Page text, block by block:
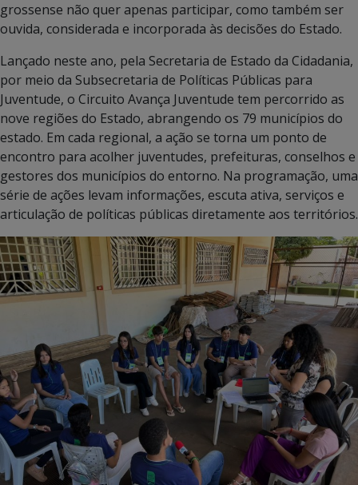
grossense não quer apenas participar, como também ser
ouvida, considerada e incorporada às decisões do Estado.
Lançado neste ano, pela Secretaria de Estado da Cidadania,
por meio da Subsecretaria de Políticas Públicas para
Juventude, o Circuito Avança Juventude tem percorrido as
nove regiões do Estado, abrangendo os 79 municípios do
estado. Em cada regional, a ação se torna um ponto de
encontro para acolher juventudes, prefeituras, conselhos e
gestores dos municípios do entorno. Na programação, uma
série de ações levam informações, escuta ativa, serviços e
articulação de políticas públicas diretamente aos territórios.